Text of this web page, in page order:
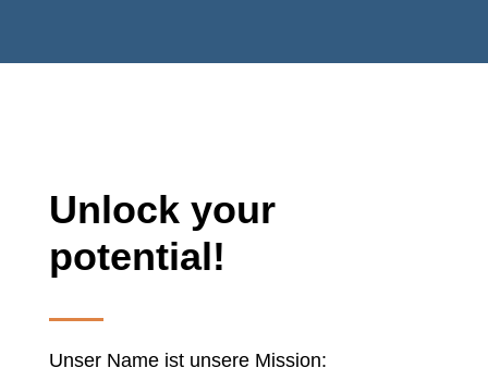
Unlock your
potential!
Unser Name ist unsere Mission: